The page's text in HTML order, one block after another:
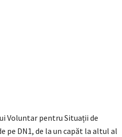
Voluntar pentru Situații de
pe DN1, de la un capăt la altul al